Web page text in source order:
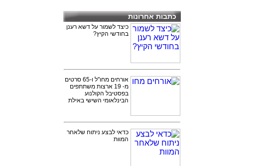
כתבות אחרונות
כיצד לשמור על דשא רענן
בחודשי הקיץ?
אורחים מחו"ל ו-65 סרטים
מ- 19 ארצות משתתפים
בפסטיבל הקולנוע
הבינלאומי השישי באילת
כדאי לבצע ניתוח שלאחר
המוות